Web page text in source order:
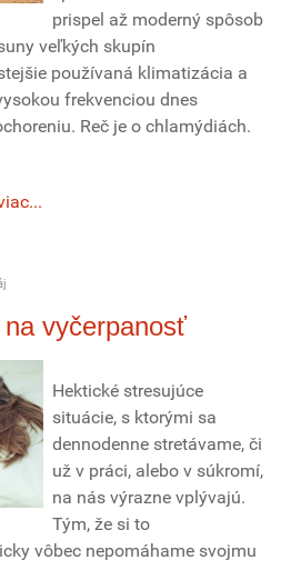
prispel až moderný spôsob
veľkých skupín
používaná klimatizácia a
frekvenciou dnes
Reč je o chlamýdiách.
vyčerpanosť
Hektické stresujúce
situácie, s ktorými sa
dennodenne stretávame, či
už v práci, alebo v súkromí,
na nás výrazne vplývajú.
Tým, že si to
vôbec nepomáhame svojmu